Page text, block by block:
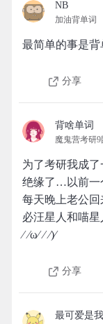
NB
加油背单词
最简单的事是背
分享
背啥单词
魔鬼营考研9
为了考研我成
绝缘了…以前一
每天晚上老公
必汪星人和喵星
⁄ ⁄ω⁄ ⁄ ⁄)⁄
分享
最可爱是我